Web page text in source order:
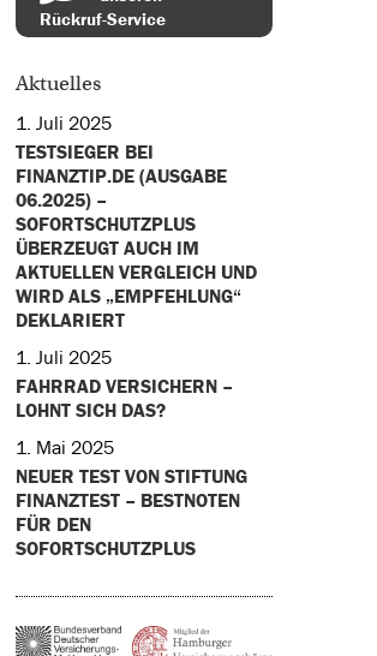
Rückruf-Service
Aktuelles
1. Juli 2025
TESTSIEGER BEI
FINANZTIP.DE (AUSGABE
06.2025) –
SOFORTSCHUTZPLUS
ÜBERZEUGT AUCH IM
AKTUELLEN VERGLEICH UND
WIRD ALS „EMPFEHLUNG“
DEKLARIERT
1. Juli 2025
FAHRRAD VERSICHERN –
LOHNT SICH DAS?
1. Mai 2025
NEUER TEST VON STIFTUNG
FINANZTEST – BESTNOTEN
FÜR DEN
SOFORTSCHUTZPLUS